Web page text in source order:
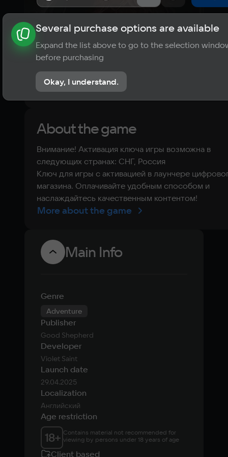
About the game News Requirements
? Player ratings
No reviews
About the game
Внимание! Активация ключа игры возможна в
следующих странах: СНГ, Россия
Ключ для игры с активацией в лаунчере
магазина. Оплачивайте удобным способом и
наслаждайтесь качественным контентом!
More about the game
Main Info
Genre
Adventure
Publisher
Good Shepherd
Developer
Violet Saint
Launch date
29.04.2025
Localization
Английский
Age restriction
18+ Contains material not recommended for
viewing by persons under 18 years of age
Client based
Several purchase options are available
Expand the list above to go to the selection
before purchasing
Okay, I understand.